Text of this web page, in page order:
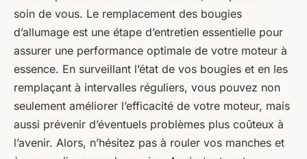
soin de vous. Le remplacement des bougies
d’allumage est une étape d’entretien essentielle pour
assurer une performance optimale de votre moteur à
essence. En surveillant l’état de vos bougies et en les
remplaçant à intervalles réguliers, vous pouvez non
seulement améliorer l’efficacité de votre moteur, mais
aussi prévenir d’éventuels problèmes plus coûteux à
l’avenir. Alors, n’hésitez pas à rouler vos manches et